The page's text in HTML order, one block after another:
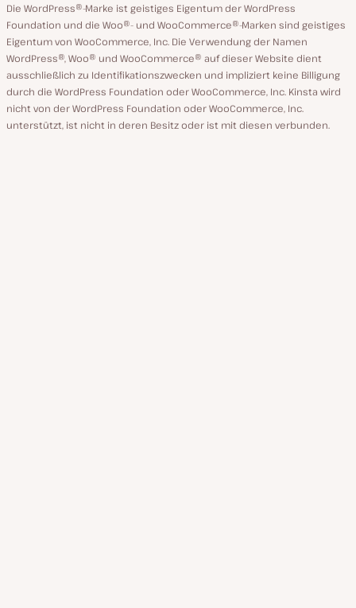
Die WordPress®-Marke ist geistiges Eigentum der WordPress
Foundation und die Woo®- und WooCommerce®-Marken sind geistiges
Eigentum von WooCommerce, Inc. Die Verwendung der Namen
WordPress®, Woo® und WooCommerce® auf dieser Website dient
ausschließlich zu Identifikationszwecken und impliziert keine Billigung
durch die WordPress Foundation oder WooCommerce, Inc. Kinsta wird
nicht von der WordPress Foundation oder WooCommerce, Inc.
unterstützt, ist nicht in deren Besitz oder ist mit diesen verbunden.